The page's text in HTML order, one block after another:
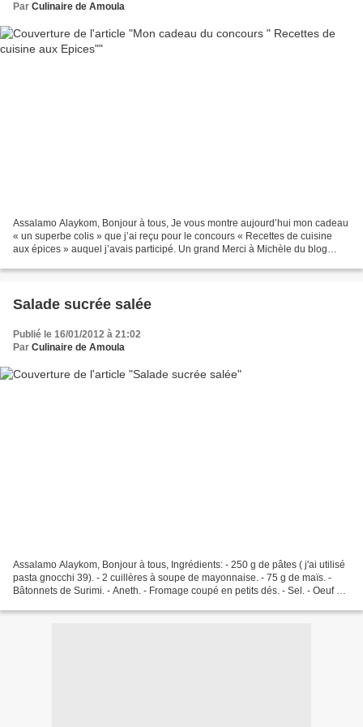
Par Culinaire de Amoula
Assalamo Alaykom, Bonjour à tous, Je vous montre aujourd’hui mon cadeau
« un superbe colis » que j’ai reçu pour le concours « Recettes de cuisine
aux épices » auquel j’avais participé. Un grand Merci à Michèle du blog
Salade sucrée salée
Publié le 16/01/2012 à 21:02
Par Culinaire de Amoula
Assalamo Alaykom, Bonjour à tous, Ingrédients: - 250 g de pâtes ( j'ai utilisé
pasta gnocchi 39). - 2 cuillères à soupe de mayonnaise. - 75 g de maïs. -
Bâtonnets de Surimi. - Aneth. - Fromage coupé en petits dés. - Sel. - Oeuf de